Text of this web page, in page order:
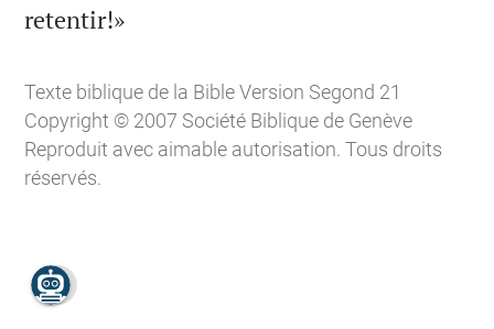
retentir!»
Texte biblique de la Bible Version Segond 21
Copyright © 2007 Société Biblique de Genève
Reproduit avec aimable autorisation. Tous droits
réservés.